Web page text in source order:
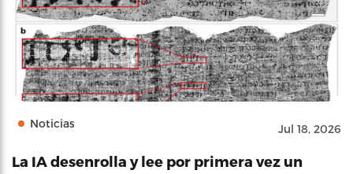
Noticias Jul 18, 2026
La IA desenrolla y lee por primera vez un